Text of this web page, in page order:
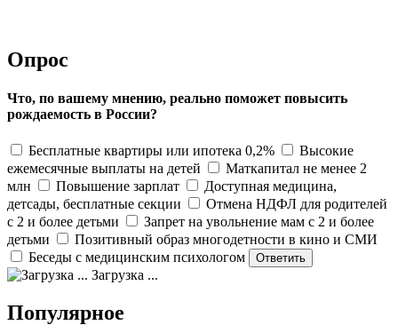
Опрос
Что, по вашему мнению, реально поможет повысить
рождаемость в России?
Бесплатные квартиры или ипотека 0,2%
Высокие
ежемесячные выплаты на детей
Маткапитал не менее 2
млн
Повышение зарплат
Доступная медицина,
детсады, бесплатные секции
Отмена НДФЛ для родителей
с 2 и более детьми
Запрет на увольнение мам с 2 и более
детьми
Позитивный образ многодетности в кино и СМИ
Беседы с медицинским психологом
Загрузка ...
Популярное